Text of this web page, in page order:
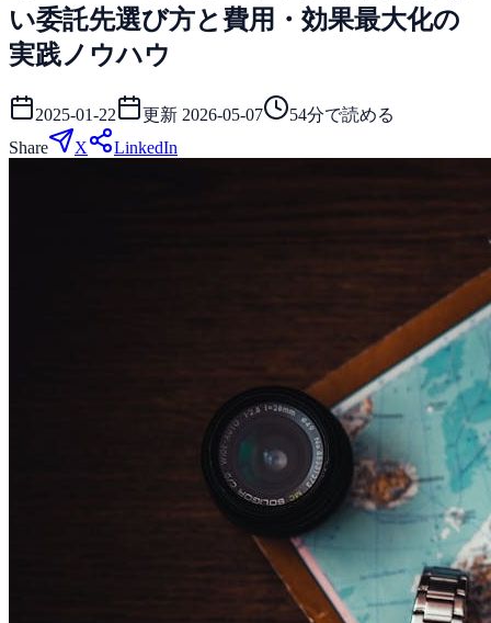
い委託先選び方と費用・効果最大化の
実践ノウハウ
2025-01-22 更新 2026-05-07 54分で読める
Share
X LinkedIn